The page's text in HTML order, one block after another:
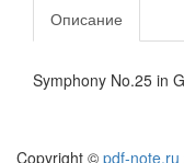
Описание
Symphony No.25 in
Copyright © pdf-note.ru